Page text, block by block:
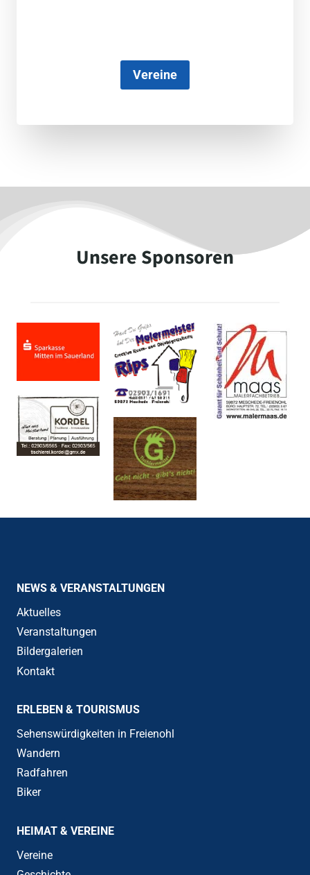
Vereine
Unsere Sponsoren
NEWS & VERANSTALTUNGEN
Aktuelles
Veranstaltungen
Bildergalerien
Kontakt
ERLEBEN & TOURISMUS
Sehenswürdigkeiten in Freienohl
Wandern
Radfahren
Biker
HEIMAT & VEREINE
Vereine